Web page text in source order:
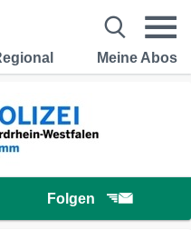
Meine Abos
Folgen